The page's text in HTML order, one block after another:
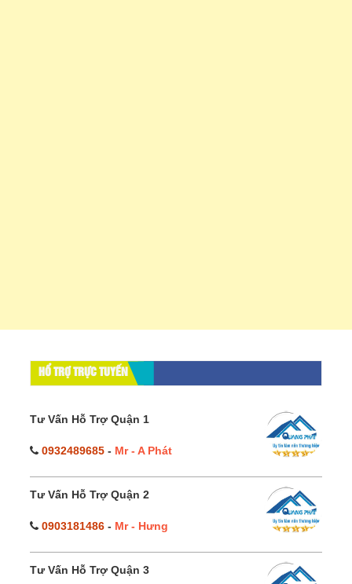
HỔ TRỢ TRỰC TUYẾN
Tư Vấn Hỗ Trợ Quận 1
0932489685 - Mr - A Phát
Tư Vấn Hỗ Trợ Quận 2
0903181486 - Mr - Hưng
Tư Vấn Hỗ Trợ Quận 3